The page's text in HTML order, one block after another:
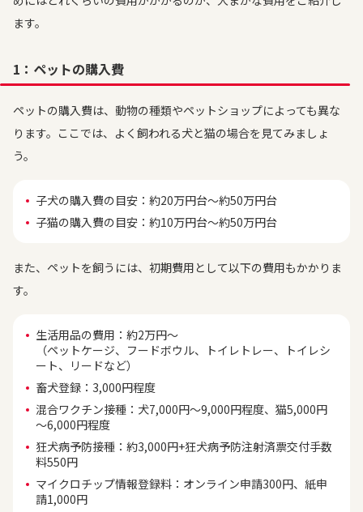
ます。
1：ペットの購入費
ペットの購入費は、動物の種類やペットショップによっても異な
ります。ここでは、よく飼われる犬と猫の場合を見てみましょ
う。
子犬の購入費の目安：約20万円台～約50万円台
子猫の購入費の目安：約10万円台～約50万円台
また、ペットを飼うには、初期費用として以下の費用もかかりま
す。
生活用品の費用：約2万円～
（ペットケージ、フードボウル、トイレトレー、トイレシ
ート、リードなど）
畜犬登録：3,000円程度
混合ワクチン接種：犬7,000円～9,000円程度、猫5,000円
～6,000円程度
狂犬病予防接種：約3,000円+狂犬病予防注射済票交付手数
料550円
マイクロチップ情報登録料：オンライン申請300円、紙申
請1,000円